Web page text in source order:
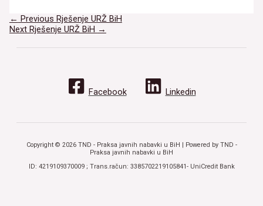
Navigacija
članaka
← Previous Rješenje URŽ BiH
Next Rješenje URŽ BiH →
Facebook Linkedin
Copyright © 2026 TND - Praksa javnih nabavki u BiH | Powered by TND -
Praksa javnih nabavki u BiH
ID: 4219109370009 ; Trans.račun: 3385702219105841- UniCredit Bank